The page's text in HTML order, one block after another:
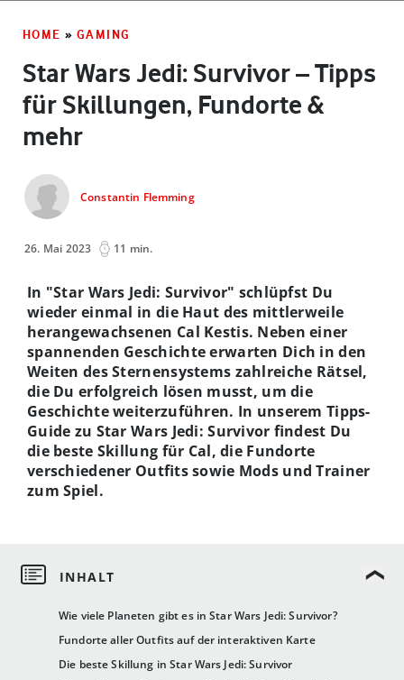
HOME » GAMING
Star Wars Jedi: Survivor – Tipps
für Skillungen, Fundorte &
mehr
Constantin Flemming
26. Mai 2023 11 min.
Wie viele Planeten gibt es in Star Wars Jedi: Survivor?
Fundorte aller Outfits auf der interaktiven Karte
Die beste Skillung in Star Wars Jedi: Survivor
In "Star Wars Jedi: Survivor" schlüpfst Du
wieder einmal in die Haut des mittlerweile
herangewachsenen Cal Kestis. Neben einer
spannenden Geschichte erwarten Dich in den
Weiten des Sternensystems zahlreiche Rätsel,
die Du erfolgreich lösen musst, um die
Geschichte weiterzuführen. In unserem Tipps-
Guide zu Star Wars Jedi: Survivor findest Du
die beste Skillung für Cal, die Fundorte
verschiedener Outfits sowie Mods und Trainer
zum Spiel.